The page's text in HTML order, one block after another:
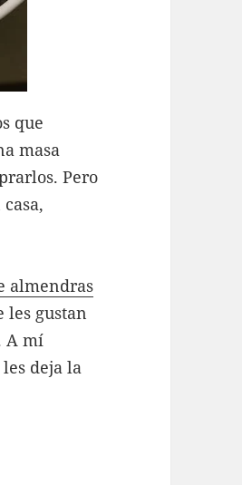
que
masa
Pero
almendras
les gustan
A mí
deja la